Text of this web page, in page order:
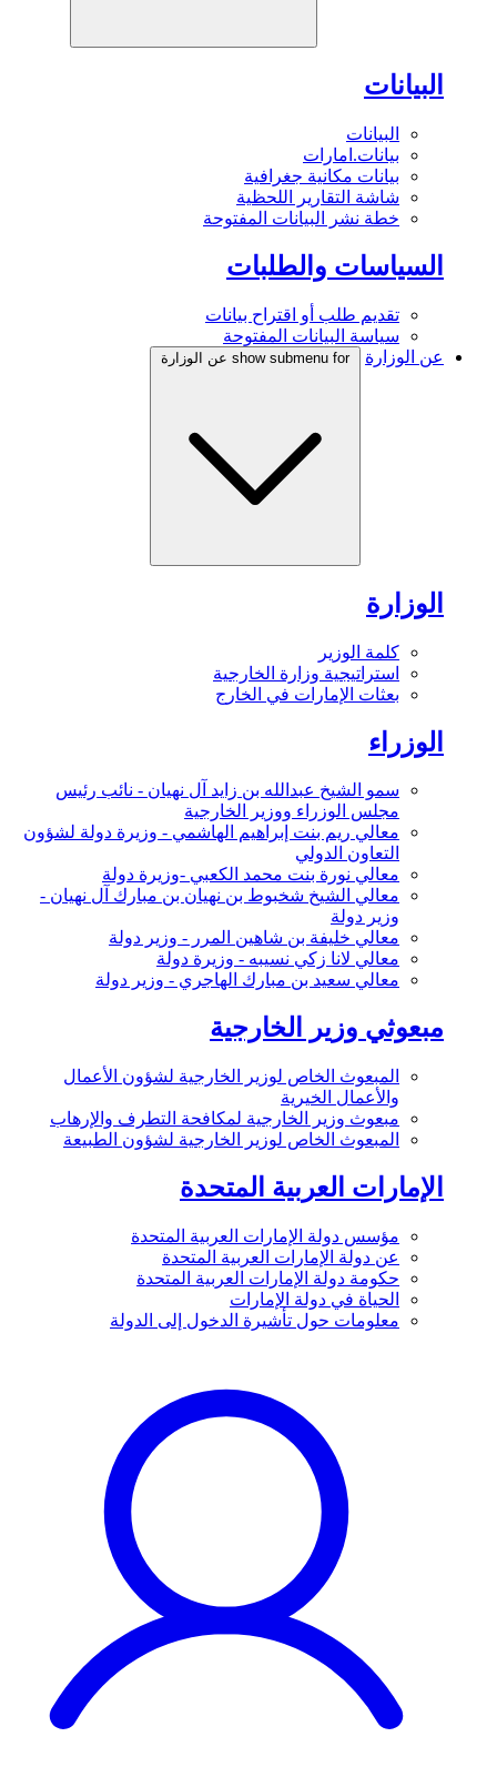
البيانات
البيانات
بيانات.امارات
بيانات مكانية جغرافية
شاشة التقارير اللحظية
خطة نشر البيانات المفتوحة
السياسات والطلبات
تقديم طلب أو اقتراح بيانات
سياسة البيانات المفتوحة
عن الوزارة
show submenu for عن الوزارة
الوزارة
كلمة الوزير
استراتيجية وزارة الخارجية
بعثات الإمارات في الخارج
الوزراء
سمو الشيخ عبدالله بن زايد آل نهيان - نائب رئيس
مجلس الوزراء ووزير الخارجية
معالي ريم بنت إبراهيم الهاشمي - وزيرة دولة لشؤون
التعاون الدولي
معالي نورة بنت محمد الكعبي -وزيرة دولة
معالي الشيخ شخبوط بن نهيان بن مبارك آل نهيان -
وزير دولة
معالي خليفة بن شاهين المرر - وزير دولة
معالي لانا زكي نسيبه - وزيرة دولة
معالي سعيد بن مبارك الهاجري - وزير دولة
مبعوثي وزير الخارجية
المبعوث الخاص لوزير الخارجية لشؤون الأعمال
والأعمال الخيرية
مبعوث وزير الخارجية لمكافحة التطرف والإرهاب
المبعوث الخاص لوزير الخارجية لشؤون الطبيعة
الإمارات العربية المتحدة
مؤسس دولة الإمارات العربية المتحدة
عن دولة الإمارات العربية المتحدة
حكومة دولة الإمارات العربية المتحدة
الحياة في دولة الإمارات
معلومات حول تأشيرة الدخول إلى الدولة